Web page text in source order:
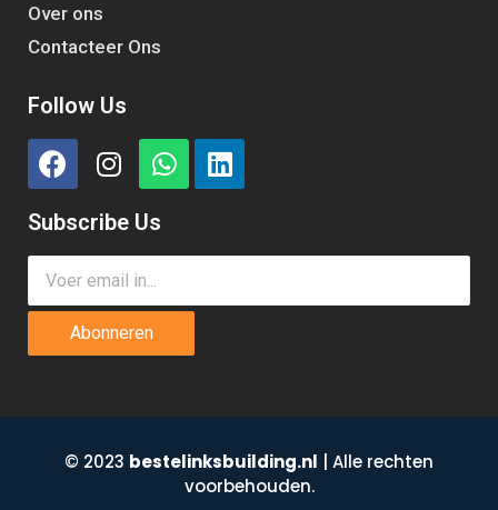
Over ons
Contacteer Ons
Follow Us
Subscribe Us
Abonneren
© 2023 bestelinksbuilding.nl | Alle rechten
voorbehouden.